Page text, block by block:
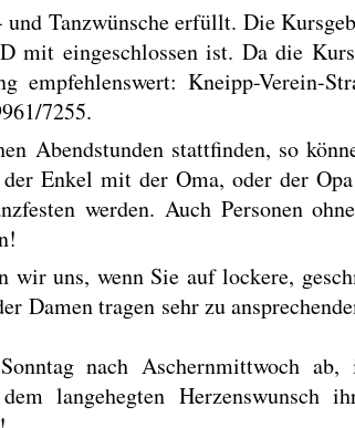
Tanzwünsche erfüllt. Die
mit eingeschlossen ist. Da die
Kneipp-Verein-
7255.
Abendstunden stattfinden, so
Enkel mit der Oma, oder der
werden. Auch Personen
uns, wenn Sie auf lockere,
Damen tragen sehr zu
nach Aschernmittwoch
langehegten Herzenswunsch